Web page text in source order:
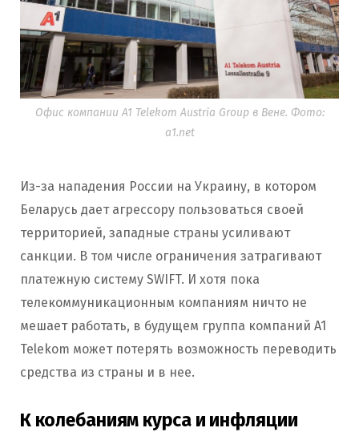
Офис компании A1 Telekom Austria Group в Вене. Фото:
a1.net
Из-за нападения России на Украину, в котором
Беларусь дает агрессору пользоваться своей
территорией, западные страны усиливают
санкции. В том числе ограничения затрагивают
платежную систему SWIFT. И хотя пока
телекоммуникационным компаниям ничто не
мешает работать, в будущем группа компаний A1
Telekom может потерять возможность переводить
средства из страны и в нее.
К колебаниям курса и инфляции